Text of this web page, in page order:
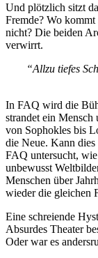
Und plötzlich sitzt
Fremde? Wo
nicht? Die beiden
verwirrt.
“Allzu tiefes
In FAQ wird die
strandet ein
von Sophokles bis
die Neue. Kann
FAQ untersucht,
unbewusst
Menschen über
wieder die gleichen
Eine schreiende
Absurdes Theater
Oder war es